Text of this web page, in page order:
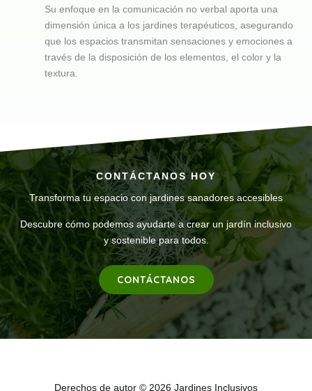
Su enfoque en la comunicación no verbal aporta una
dimensión única a los jardines terapéuticos, asegurando
que los espacios transmitan sensaciones y emociones a
través de la disposición de los elementos, el color y la
textura.
CONTÁCTANOS HOY
Transforma tu espacio con jardines sanadores accesibles
Descubre cómo podemos ayudarte a crear un jardín inclusivo
y sostenible para todos.
CONTÁCTANOS
Derechos de autor © 2026 Jardines Inclusivos